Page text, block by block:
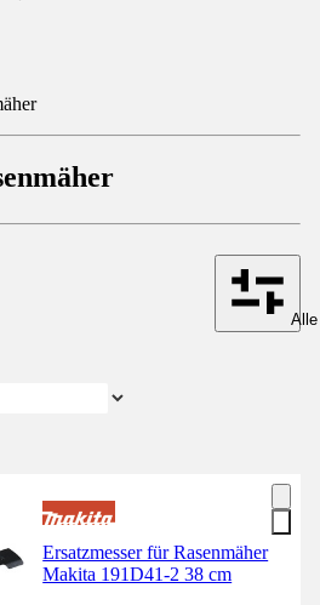
Ersatzmesser für Rasenmäher
Makita 191D41-2 38 cm